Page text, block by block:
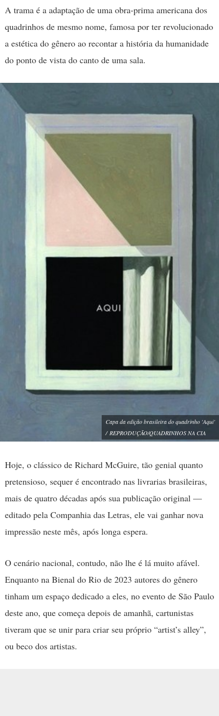
A trama é a adaptação de uma obra-prima americana dos
quadrinhos de mesmo nome, famosa por ter revolucionado
a estética do gênero ao recontar a história da humanidade
do ponto de vista do canto de uma sala.
Capa da edição brasileira do quadrinho 'Aqui'
REPRODUÇÃO/QUADRINHOS NA CIA
Hoje, o clássico de Richard McGuire, tão genial quanto
pretensioso, sequer é encontrado nas livrarias brasileiras,
mais de quatro décadas após sua publicação original —
editado pela Companhia das Letras, ele vai ganhar nova
impressão neste mês, após longa espera.
O cenário nacional, contudo, não lhe é lá muito afável.
Enquanto na Bienal do Rio de 2023 autores do gênero
tinham um espaço dedicado a eles, no evento de São Paulo
deste ano, que começa depois de amanhã, cartunistas
tiveram que se unir para criar seu próprio “artist’s alley”,
ou beco dos artistas.